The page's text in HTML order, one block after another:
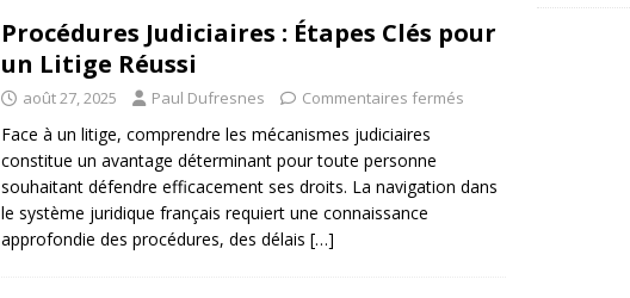
Procédures Judiciaires : Étapes Clés pour
un Litige Réussi
août 27, 2025 Paul Dufresnes Commentaires fermés
Face à un litige, comprendre les mécanismes judiciaires
constitue un avantage déterminant pour toute personne
souhaitant défendre efficacement ses droits. La navigation dans
le système juridique français requiert une connaissance
approfondie des procédures, des délais […]